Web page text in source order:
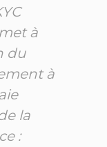
à
du
à
la
: